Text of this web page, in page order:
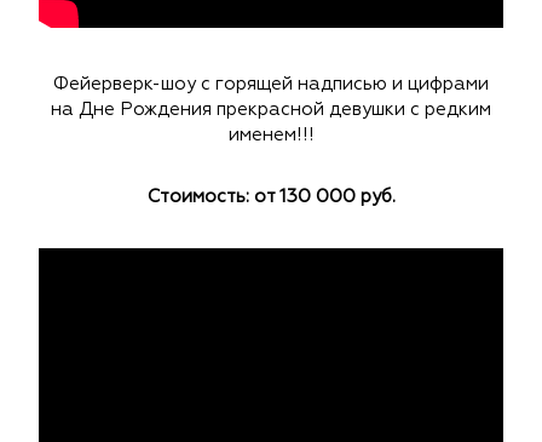
Фейерверк-шоу с горящей надписью и цифрами
на Дне Рождения прекрасной девушки с редким
именем!!!
Стоимость: от 130 000 руб.